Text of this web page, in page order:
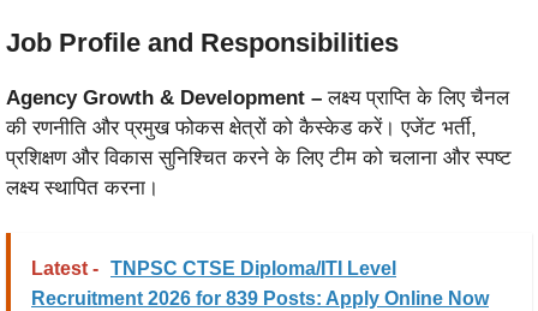
Job Profile and Responsibilities
Agency Growth & Development – लक्ष्य प्राप्ति के लिए चैनल
की रणनीति और प्रमुख फोकस क्षेत्रों को कैस्केड करें। एजेंट भर्ती,
प्रशिक्षण और विकास सुनिश्चित करने के लिए टीम को चलाना और स्पष्ट
लक्ष्य स्थापित करना।
Latest - TNPSC CTSE Diploma/ITI Level
Recruitment 2026 for 839 Posts: Apply Online Now